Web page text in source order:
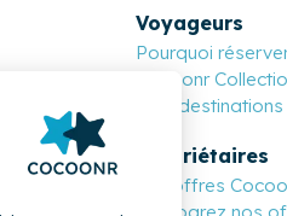
Voyageurs
Pourquoi
Cocoonr
Nos destinations
Propriétaires
Les offres